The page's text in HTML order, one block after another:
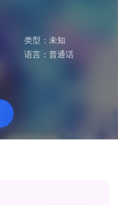
类型： 未知
语言： 普通话